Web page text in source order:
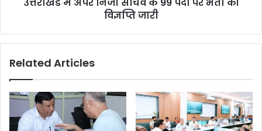
विज्ञप्ति जारी
Related Articles